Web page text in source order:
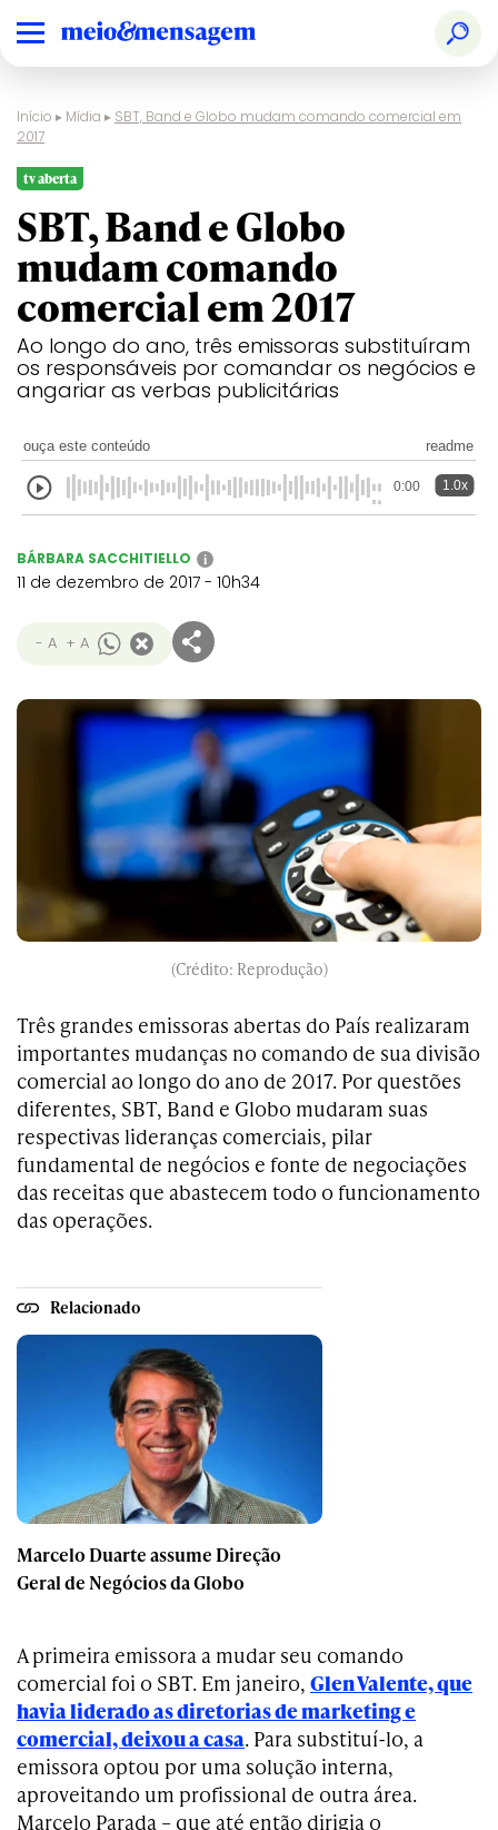
Início ▸ Mídia ▸ SBT, Band e Globo mudam comando comercial em
2017
tv aberta
SBT, Band e Globo
mudam comando
comercial em 2017
Ao longo do ano, três emissoras substituíram
os responsáveis por comandar os negócios e
angariar as verbas publicitárias
ouça este conteúdo readme
0:00 1.0x
BÁRBARA SACCHITIELLO i
11 de dezembro de 2017 - 10h34
- A + A
(Crédito: Reprodução)
Três grandes emissoras abertas do País realizaram
importantes mudanças no comando de sua divisão
comercial ao longo do ano de 2017. Por questões
diferentes, SBT, Band e Globo mudaram suas
respectivas lideranças comerciais, pilar
fundamental de negócios e fonte de negociações
das receitas que abastecem todo o funcionamento
das operações.
Relacionado
Marcelo Duarte assume Direção
Geral de Negócios da Globo
A primeira emissora a mudar seu comando
comercial foi o SBT. Em janeiro, Glen Valente, que
havia liderado as diretorias de marketing e
comercial, deixou a casa. Para substituí-lo, a
emissora optou por uma solução interna,
aproveitando um profissional de outra área.
Marcelo Parada – que até então dirigia o